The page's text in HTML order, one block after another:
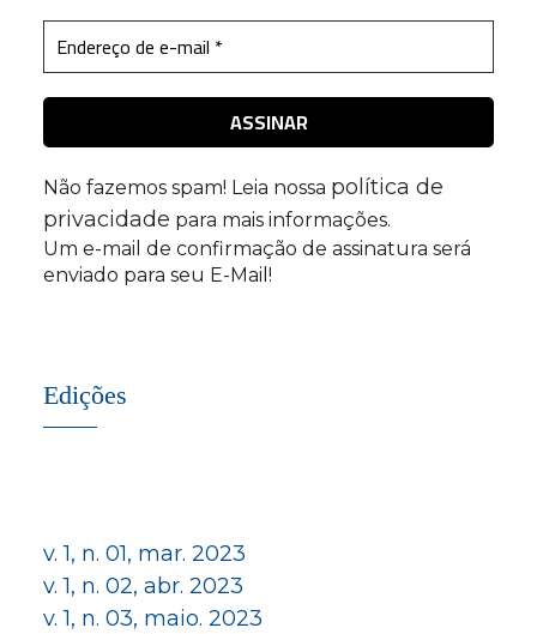
Não fazemos spam! Leia nossa política de
privacidade para mais informações.
Um e-mail de confirmação de assinatura será
enviado para seu E-Mail!
Edições
v. 1, n. 01, mar. 2023
v. 1, n. 02, abr. 2023
v. 1, n. 03, maio. 2023